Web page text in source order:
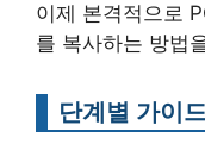
이제 본격적으로
를 복사하는 방법
단계별 가이